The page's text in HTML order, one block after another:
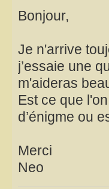
Bonjour,
Je n'arrive
j’essaie une
m'aideras
Est ce que
d’énigme ou
Merci
Neo